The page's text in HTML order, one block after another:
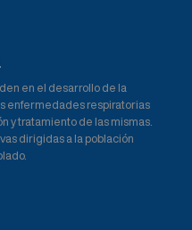
n
A
p
p
en el desarrollo de la
enfermedades respiratorias
y tratamiento de las mismas.
dirigidas a la población